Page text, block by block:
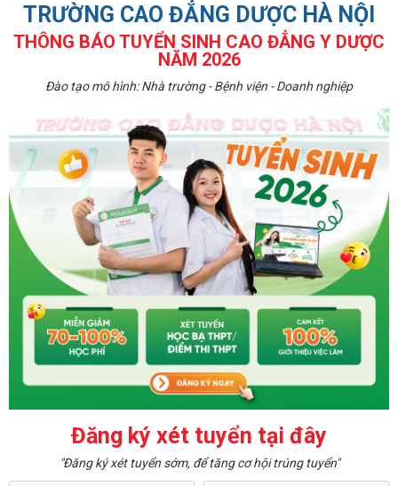
TRƯỜNG CAO ĐẲNG DƯỢC HÀ NỘI
THÔNG BÁO TUYỂN SINH CAO ĐẲNG Y DƯỢC
NĂM 2026
Đào tạo mô hình: Nhà trường - Bệnh viện - Doanh nghiệp
Đăng ký xét tuyển tại đây
"Đăng ký xét tuyển sớm, để tăng cơ hội trúng tuyển"